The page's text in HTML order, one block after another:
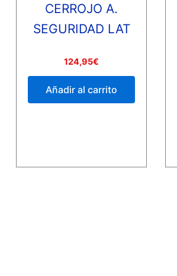
CERROJO A.
SEGURIDAD LAT
Valorado
0
124,95€
Añadir al carrito